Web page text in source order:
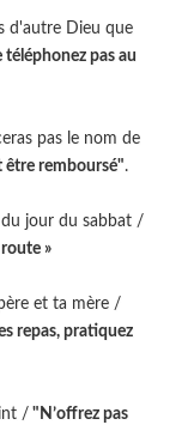
d'autre Dieu que
téléphonez pas au
pas le nom de
être remboursé".
jour du sabbat /
»
et ta mère /
repas, pratiquez
/ "N’offrez pas